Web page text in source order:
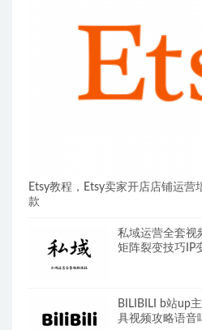
Etsy教程，Etsy卖家开店店铺运营
款
私域运营全套视
矩阵裂变技巧IP
BILIBILI b站up
具视频攻略语音